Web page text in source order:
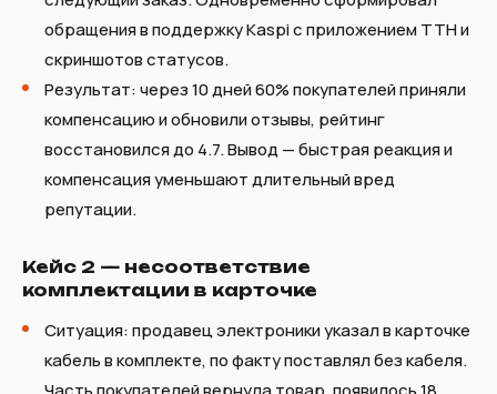
обращения в поддержку Kaspi с приложением ТТН и
скриншотов статусов.
Результат: через 10 дней 60% покупателей приняли
компенсацию и обновили отзывы, рейтинг
восстановился до 4.7. Вывод — быстрая реакция и
компенсация уменьшают длительный вред
репутации.
Кейс 2 — несоответствие
комплектации в карточке
Ситуация: продавец электроники указал в карточке
кабель в комплекте, по факту поставлял без кабеля.